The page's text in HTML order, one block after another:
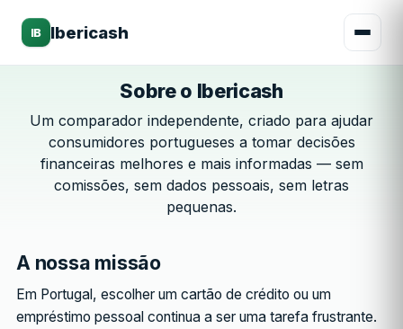
IB Ibericash
Sobre o Ibericash
Um comparador independente, criado para ajudar
consumidores portugueses a tomar decisões
financeiras melhores e mais informadas — sem
comissões, sem dados pessoais, sem letras
pequenas.
A nossa missão
Em Portugal, escolher um cartão de crédito ou um
empréstimo pessoal continua a ser uma tarefa frustrante.